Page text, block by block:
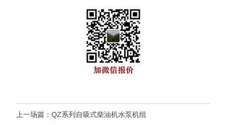
上一场篇：QZ系列自吸式柴油机水泵机组